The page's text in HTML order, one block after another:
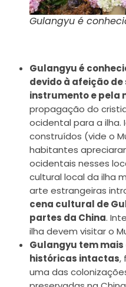
Gulangyu é
Gulangyu é
devido à afeição
instrumento e pela
propagação do
ocidental para a ilha.
construídos (vide o
habitantes
ocidentais nesses
cultural local da ilha
arte estrangeiras
cena cultural de
partes da China.
ilha devem visitar o
Gulangyu tem
históricas intactas,
uma das